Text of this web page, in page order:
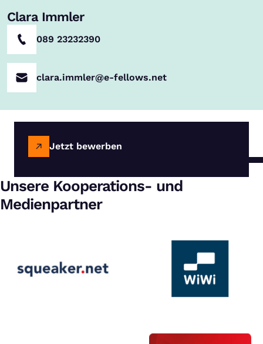
Clara Immler
089 23232390
clara.immler@e-fellows.net
Jetzt bewerben
Unsere Kooperations- und
Medienpartner